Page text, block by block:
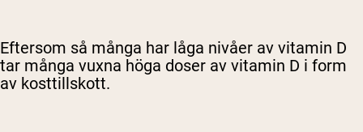
Eftersom så många har låga nivåer av vitamin D
tar många vuxna höga doser av vitamin D i form
av kosttillskott.